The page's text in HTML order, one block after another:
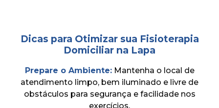
Dicas para Otimizar sua Fisioterapia
Domiciliar na Lapa
Prepare o Ambiente:Mantenha o local de
atendimento limpo, bem iluminado e livre de
obstáculos para segurança e facilidade nos
exercícios.